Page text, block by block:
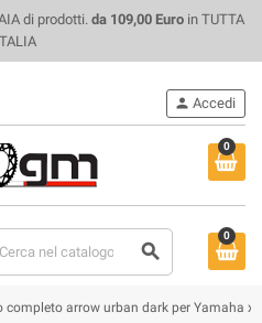
di prodotti.da 109,00 Euro in TUTTA
0
search
person Accedi
0
completo arrow urban dark per Yamaha